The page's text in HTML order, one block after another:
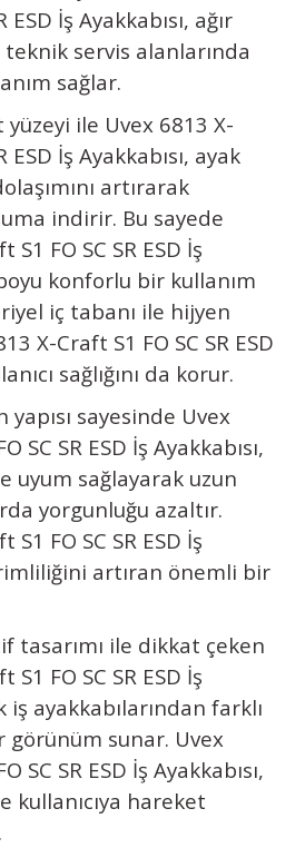
ESD İş Ayakkabısı, ağır
teknik servis alanlarında
sağlar.
yüzeyi ile Uvex 6813 X-
ESD İş Ayakkabısı, ayak
artırarak
indirir. Bu sayede
S1 FO SC SR ESD İş
konforlu bir kullanım
iç tabanı ile hijyen
X-Craft S1 FO SC SR ESD
sağlığını da korur.
sayesinde Uvex
SC SR ESD İş Ayakkabısı,
uyum sağlayarak uzun
yorgunluğu azaltır.
S1 FO SC SR ESD İş
artıran önemli bir
tasarımı ile dikkat çeken
S1 FO SC SR ESD İş
iş ayakkabılarından farklı
görünüm sunar. Uvex
SC SR ESD İş Ayakkabısı,
kullanıcıya hareket